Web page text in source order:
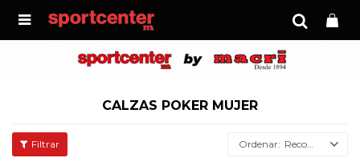

CALZAS POKER MUJER
Recomendados